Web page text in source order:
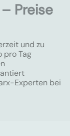
Preise
und zu
pro Tag
Experten bei